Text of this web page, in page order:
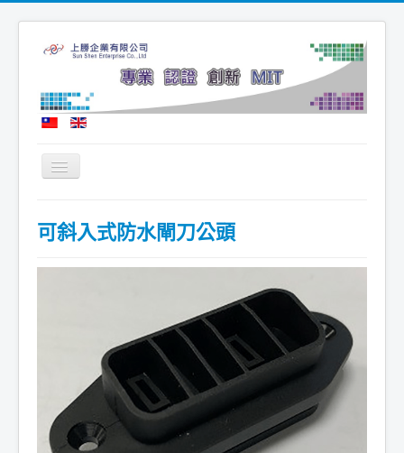
Toggle
Navigation
公司簡介
最新消息
聯繫我們
可斜入式防水閘刀公頭